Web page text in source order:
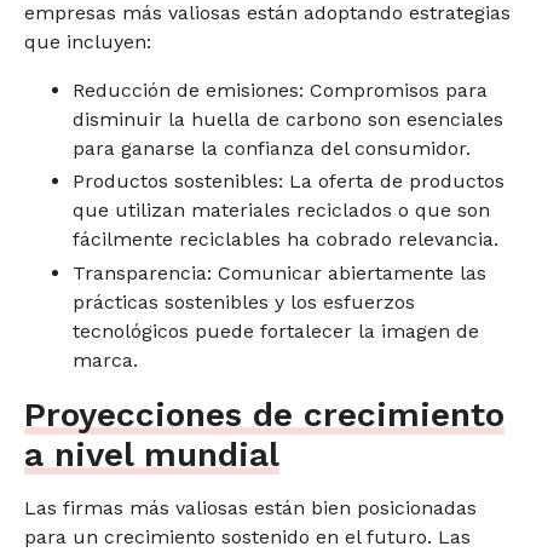
empresas más valiosas están adoptando estrategias
que incluyen:
Reducción de emisiones: Compromisos para
disminuir la huella de carbono son esenciales
para ganarse la confianza del consumidor.
Productos sostenibles: La oferta de productos
que utilizan materiales reciclados o que son
fácilmente reciclables ha cobrado relevancia.
Transparencia: Comunicar abiertamente las
prácticas sostenibles y los esfuerzos
tecnológicos puede fortalecer la imagen de
marca.
Proyecciones de crecimiento
a nivel mundial
Las firmas más valiosas están bien posicionadas
para un crecimiento sostenido en el futuro. Las